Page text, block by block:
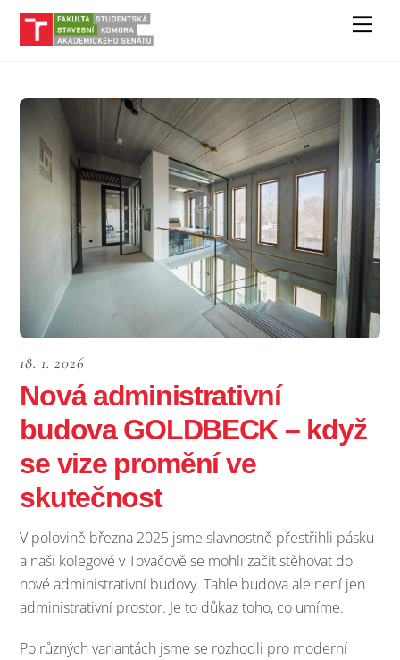
Skip
18. 1. 2026
Nová administrativní
budova GOLDBECK – když
se vize promění ve
skutečnost
V polovině března 2025 jsme slavnostně přestřihli pásku
a naši kolegové v Tovačově se mohli začít stěhovat do
nové administrativní budovy. Tahle budova ale není jen
administrativní prostor. Je to důkaz toho, co umíme.
Po různých variantách jsme se rozhodli pro moderní